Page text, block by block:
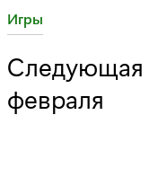
C
t
e
g
Игры
Следующая
февраля